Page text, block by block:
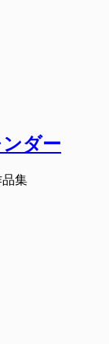
ンダー
集